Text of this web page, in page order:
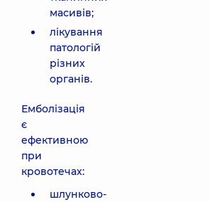
масивів;
лікування
патологій
різних
органів.
Емболізація
є
ефективною
при
кровотечах:
шлунково-